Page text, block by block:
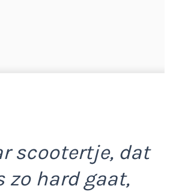
scootertje, dat
zo hard gaat,